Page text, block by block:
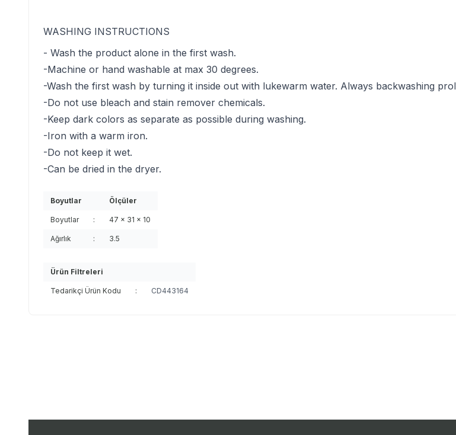
WASHING INSTRUCTIONS
- Wash the product alone in the first wash.
-Machine or hand washable at max 30 degrees.
-Wash the first wash by turning it inside out with lukewarm water. Always backwashing
-Do not use bleach and stain remover chemicals.
-Keep dark colors as separate as possible during washing.
-Iron with a warm iron.
-Do not keep it wet.
-Can be dried in the dryer.
Boyutlar Ölçüler
Boyutlar : 47 x 31 x 10
Ağırlık : 3.5
Ürün Filtreleri
Tedarikçi Ürün Kodu : CD443164